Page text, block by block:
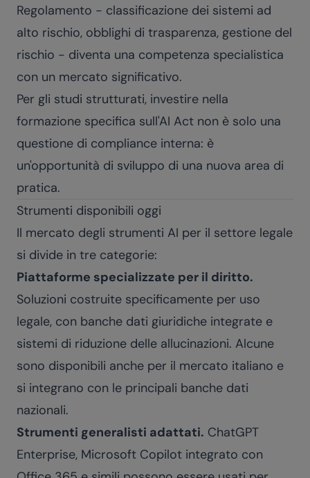
Regolamento - classificazione dei sistemi ad
alto rischio, obblighi di trasparenza, gestione del
rischio - diventa una competenza specialistica
con un mercato significativo.
Per gli studi strutturati, investire nella
formazione specifica sull'AI Act non è solo una
questione di compliance interna: è
un'opportunità di sviluppo di una nuova area di
pratica.
Strumenti disponibili oggi
Il mercato degli strumenti AI per il settore legale
si divide in tre categorie:
Piattaforme specializzate per il diritto.
Soluzioni costruite specificamente per uso
legale, con banche dati giuridiche integrate e
sistemi di riduzione delle allucinazioni. Alcune
sono disponibili anche per il mercato italiano e
si integrano con le principali banche dati
nazionali.
Strumenti generalisti adattati. ChatGPT
Enterprise, Microsoft Copilot integrato con